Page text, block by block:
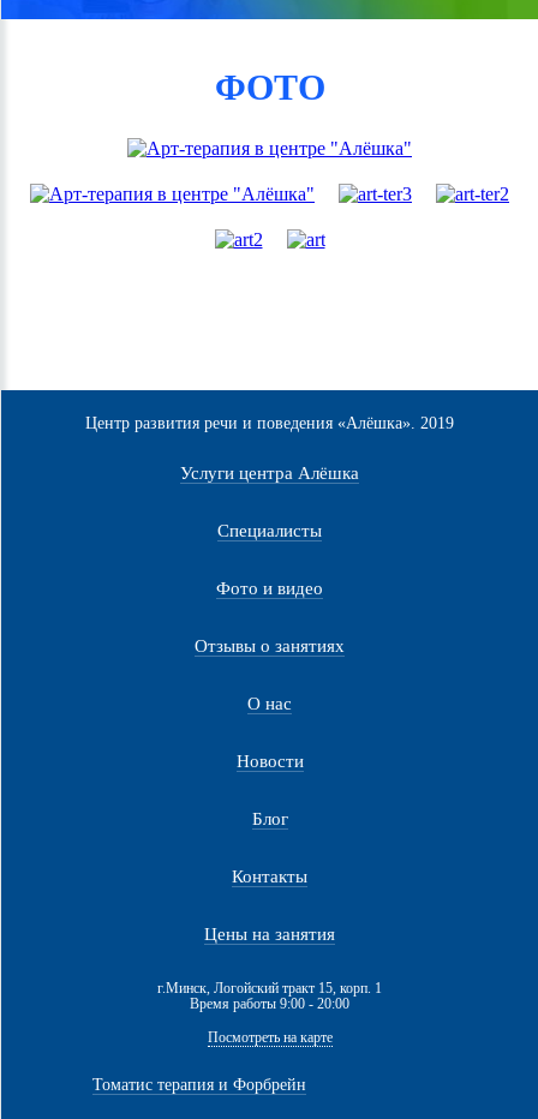
ФОТО
Центр развития речи и поведения «Алёшка». 2019
Услуги центра Алёшка
Специалисты
Фото и видео
Отзывы о занятиях
О нас
Новости
Блог
Контакты
Цены на занятия
г.Минск, Логойский тракт 15, корп. 1
Время работы 9:00 - 20:00
Посмотреть на карте
Томатис терапия и Форбрейн